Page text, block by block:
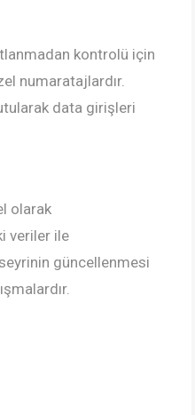
kontrolü için
numaratajlardır.
data girişleri
olarak
veriler ile
güncellenmesi